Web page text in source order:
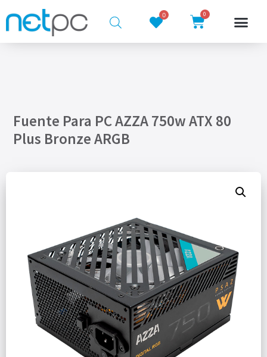
0 0
Fuente Para PC AZZA 750w ATX 80
Plus Bronze ARGB